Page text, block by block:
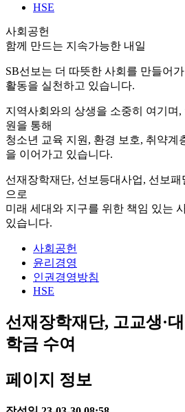
HSE
사회공헌
함께 만드는 지속가능한 내일
SB선보는 더 따뜻한 사회를 만들어
활동을 실천하고 있습니다.
지역사회와의 상생을 소중히 여기며
원을 통해
청소년 교육 지원, 환경 보호, 취약계
을 이어가고 있습니다.
선재장학재단, 선보등대사업, 선보
으로
미래 세대와 지구를 위한 책임 있는
있습니다.
사회공헌
윤리경영
인권경영방침
HSE
선재장학재단, 고교생·
학금 수여
페이지 정보